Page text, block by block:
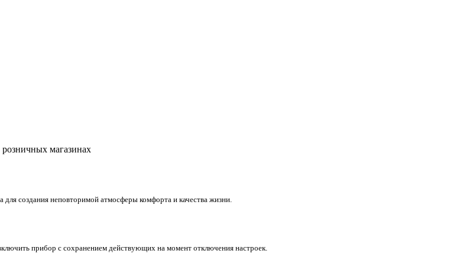
розничных магазинах
создания неповторимой атмосферы комфорта и качества жизни.
прибор с сохранением действующих на момент отключения настроек.